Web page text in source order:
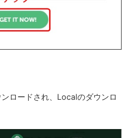
ロードされ、Localのダウンロ